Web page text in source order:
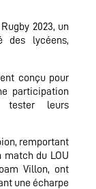
2023, un
des lycéens,
conçu pour
participation
tester leurs
remportant
du LOU
Villon, ont
une écharpe